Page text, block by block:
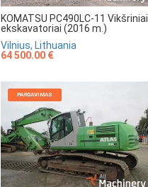
KOMATSU PC490LC-11 Vikšriniai
ekskavatoriai (2016 m.)
Vilnius, Lithuania
64 500.00 €
PARDAVIMAS